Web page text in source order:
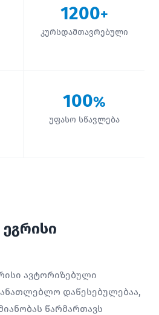
1200+
კურსდამთავრებული
100%
უფასო სწავლება
ავტორიზებული
დაწესებულებაა,
წარმართავს